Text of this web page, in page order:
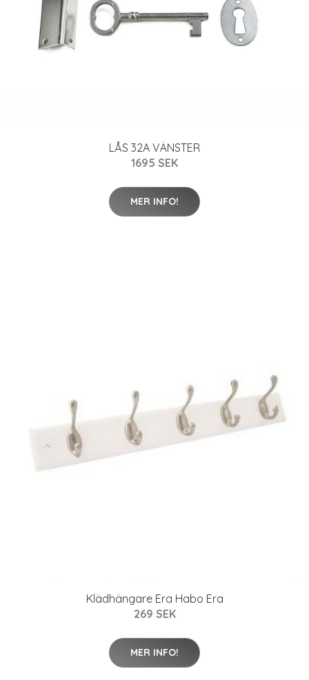
LÅS 32A VÄNSTER
1695 SEK
MER INFO!
Klädhängare Era Habo Era
269 SEK
MER INFO!